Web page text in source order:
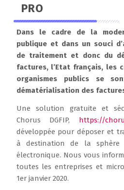
PRO
Dans le cadre de la
publique et dans un souci
de traitement et donc du
factures, l’Etat français, les
organismes publics se
dématérialisation des
Une solution gratuite et
Chorus DGFIP, https://
développée pour déposer et
à destination de la sphère
électronique. Nous vous
toutes les entreprises et
1er janvier 2020.